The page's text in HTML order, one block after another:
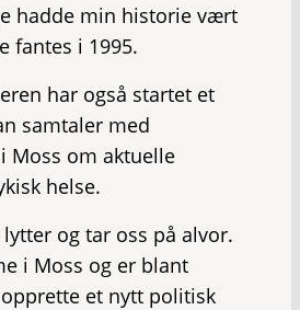
hadde min historie vært
fantes i 1995.
har også startet et
samtaler med
Moss om aktuelle
helse.
og tar oss på alvor.
i Moss og er blant
et nytt politisk